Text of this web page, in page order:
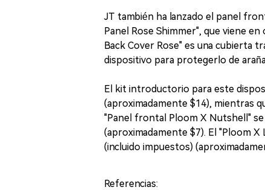
JT también ha lanzado el panel
Panel Rose Shimmer", que viene
Back Cover Rose" es una cubierta
dispositivo para protegerlo de
El kit introductorio para este
(aproximadamente $14), mientras
"Panel frontal Ploom X Nutshell"
(aproximadamente $7). El "Ploom
(incluido impuestos)
Referencias: